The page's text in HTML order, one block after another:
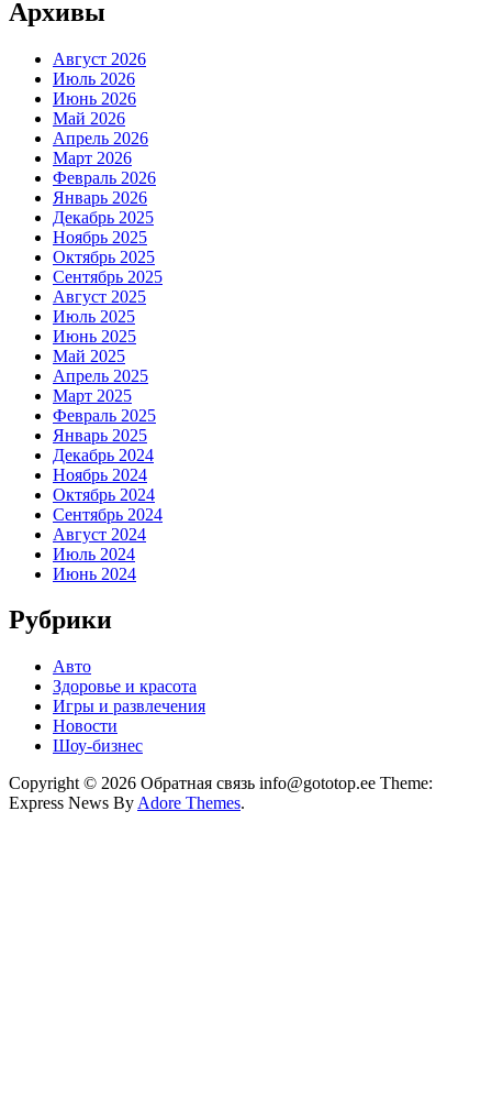
Архивы
Август 2026
Июль 2026
Июнь 2026
Май 2026
Апрель 2026
Март 2026
Февраль 2026
Январь 2026
Декабрь 2025
Ноябрь 2025
Октябрь 2025
Сентябрь 2025
Август 2025
Июль 2025
Июнь 2025
Май 2025
Апрель 2025
Март 2025
Февраль 2025
Январь 2025
Декабрь 2024
Ноябрь 2024
Октябрь 2024
Сентябрь 2024
Август 2024
Июль 2024
Июнь 2024
Рубрики
Авто
Здоровье и красота
Игры и развлечения
Новости
Шоу-бизнес
Copyright © 2026 Обратная связь info@gototop.ee Theme:
Express News By Adore Themes.